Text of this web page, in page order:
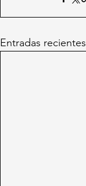
Entradas recientes